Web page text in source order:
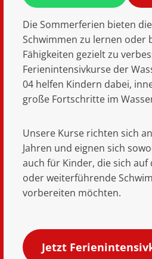
Die Sommerferien bieten
Schwimmen zu lernen oder
Fähigkeiten gezielt zu
Ferienintensivkurse der
04 helfen Kindern dabei,
große Fortschritte im
Unsere Kurse richten sich
Jahren und eignen sich
auch für Kinder, die sich auf
oder weiterführende
vorbereiten möchten.
Jetzt